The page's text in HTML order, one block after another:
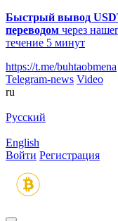
Быстрый вывод
переводом через
течение 5 минут
https://t.me/buhtaobmena
Telegram-news Video
ru
Русский
English
Войти Регистрация